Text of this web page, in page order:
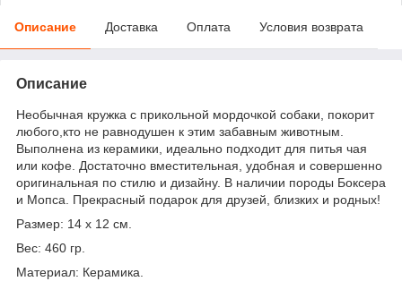
Описание Доставка Оплата Условия возврата
Описание
Необычная кружка с прикольной мордочкой собаки, покорит
любого,кто не равнодушен к этим забавным животным.
Выполнена из керамики, идеально подходит для питья чая
или кофе. Достаточно вместительная, удобная и совершенно
оригинальная по стилю и дизайну. В наличии породы Боксера
и Мопса. Прекрасный подарок для друзей, близких и родных!
Размер: 14 x 12 см.
Вес: 460 гр.
Материал: Керамика.